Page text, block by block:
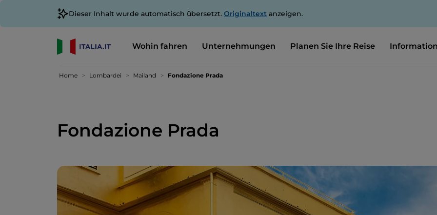
Dieser Inhalt wurde automatisch übersetzt. Originaltext anzeigen.
Wohin fahren Unternehmungen Planen Sie Ihre Reise
Home Lombardei Mailand Fondazione Prada
Fondazione Prada